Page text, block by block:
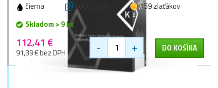
čierna 6000 stran
159 zlaťákov
Skladom > 9 ks
112,41 €
91,39 € bez DPH - + DO KOŠÍKA